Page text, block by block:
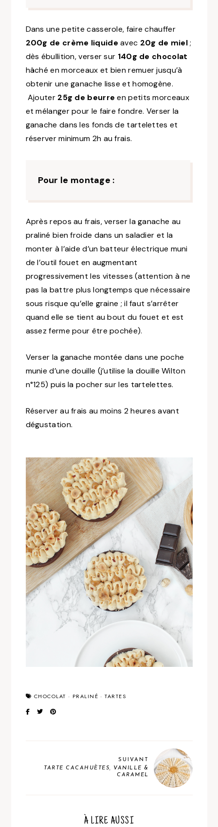
Dans une petite casserole, faire chauffer
200g de crème liquide avec 20g de miel;
dès ébullition, verser sur 140g de chocolat
hâché en morceaux et bien remuer jusqu’à
obtenir une ganache lisse et homogène.
Ajouter 25g de beurre en petits morceaux
et mélanger pour le faire fondre. Verser la
ganache dans les fonds de tartelettes et
réserver minimum 2h au frais.
Pour le montage :
Après repos au frais, verser la ganache au
praliné bien froide dans un saladier et la
monter à l’aide d’un batteur électrique muni
de l’outil fouet en augmentant
progressivement les vitesses(attention à ne
pas la battre plus longtemps que nécessaire
sous risque qu’elle graine ; il faut s’arrêter
quand elle se tient au bout du fouet et est
assez ferme pour être pochée).
Verser la ganache montée dans une poche
munie d’une douille (j’utilise la douille Wilton
n°125) puis la pocher sur les tartelettes.
Réserver au frais au moins 2 heures avant
dégustation.
CHOCOLAT · PRALINÉ · TARTES
SUIVANT
TARTE CACAHUÈTES, VANILLE &
CARAMEL
À LIRE AUSSI